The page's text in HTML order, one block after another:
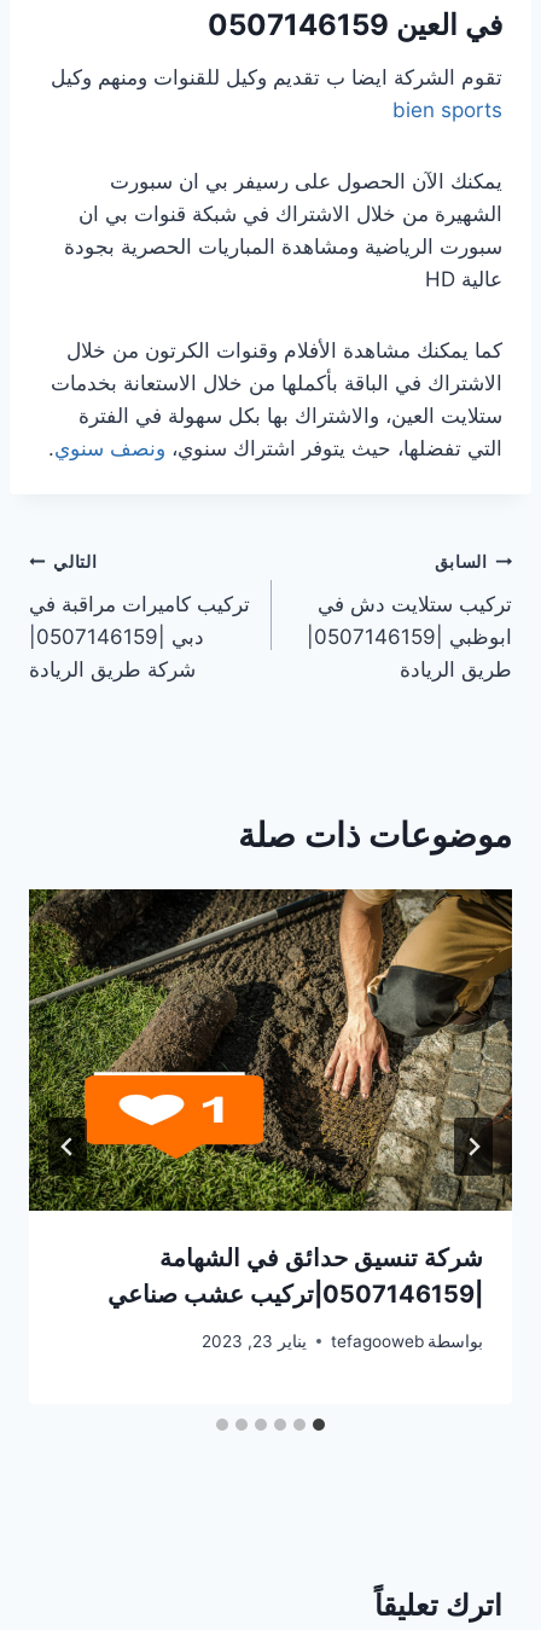
في العين 0507146159
تقوم الشركة ايضا ب تقديم وكيل للقنوات ومنهم وكيل
bien sports
يمكنك الآن الحصول على رسيفر بي ان سبورت
الشهيرة من خلال الاشتراك في شبكة قنوات بي ان
سبورت الرياضية ومشاهدة المباريات الحصرية بجودة
عالية HD
كما يمكنك مشاهدة الأفلام وقنوات الكرتون من خلال
الاشتراك في الباقة بأكملها من خلال الاستعانة بخدمات
ستلايت العين، والاشتراك بها بكل سهولة في الفترة
التي تفضلها، حيث يتوفر اشتراك سنوي، ونصف سنوي.
تصفّح
المقالات
السابق
تركيب ستلايت دش في
طريق الريادة
التالي
تركيب كاميرات مراقبة في
شركة طريق الريادة
موضوعات ذات صلة
شركة تنسيق حدائق في الشهامة
بواسطة tefagooweb يناير 23, 2023
اترك تعليقاً